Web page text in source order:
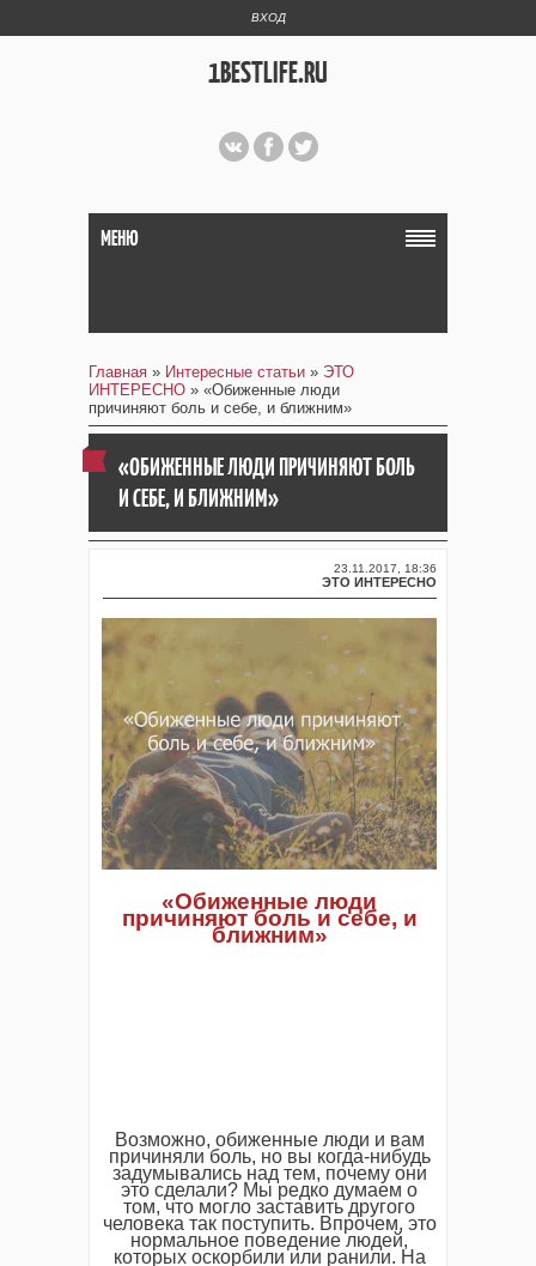
ВХОД
1BESTLIFE.RU
МЕНЮ
Главная » Интересные статьи » ЭТО
ИНТЕРЕСНО » «Обиженные люди
причиняют боль и себе, и ближним»
«ОБИЖЕННЫЕ ЛЮДИ ПРИЧИНЯЮТ БОЛЬ
И СЕБЕ, И БЛИЖНИМ»
23.11.2017, 18:36
ЭТО ИНТЕРЕСНО
«Обиженные люди
причиняют боль и себе, и
ближним»
Возможно, обиженные люди и вам
причиняли боль, но вы когда-нибудь
задумывались над тем, почему они
это сделали? Мы редко думаем о
том, что могло заставить другого
человека так поступить. Впрочем, это
нормальное поведение людей,
которых оскорбили или ранили. На